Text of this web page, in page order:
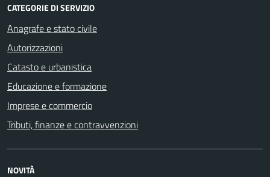
CATEGORIE DI SERVIZIO
Anagrafe e stato civile
Autorizzazioni
Catasto e urbanistica
Educazione e formazione
Imprese e commercio
Tributi, finanze e contravvenzioni
NOVITÀ